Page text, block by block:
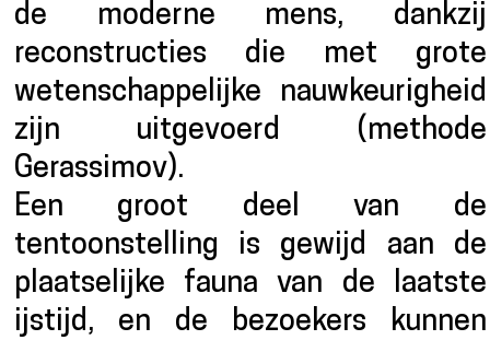
de moderne mens, dankzij
reconstructies die met grote
wetenschappelijke nauwkeurigheid
zijn uitgevoerd (methode
Gerassimov).
Een groot deel van de
tentoonstelling is gewijd aan de
plaatselijke fauna van de laatste
ijstijd, en de bezoekers kunnen